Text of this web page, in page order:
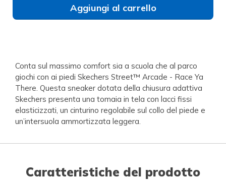
Aggiungi al carrello
Conta sul massimo comfort sia a scuola che al parco
giochi con ai piedi Skechers Street™ Arcade - Race Ya
There. Questa sneaker dotata della chiusura adattiva
Skechers presenta una tomaia in tela con lacci fissi
elasticizzati, un cinturino regolabile sul collo del piede e
un’intersuola ammortizzata leggera.
Caratteristiche del prodotto